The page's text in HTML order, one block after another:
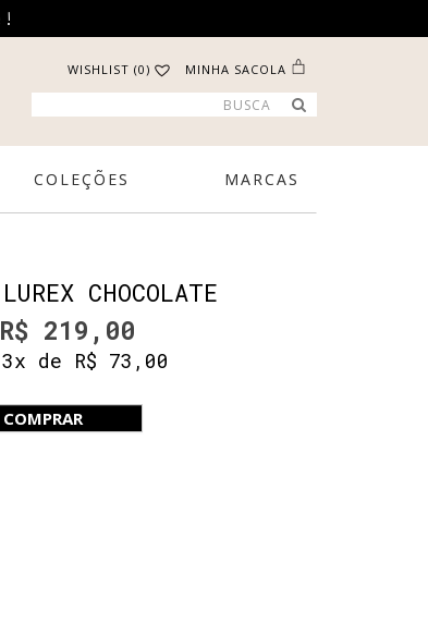
WISHLIST (0) MINHA SACOLA
COLEÇÕES MARCAS
CHOCOLATE
R$ 219,00
de R$ 73,00
COMPRAR